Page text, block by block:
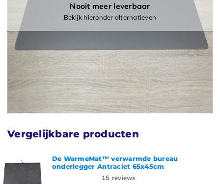
Nooit meer leverbaar
Bekijk hieronder alternatieven
Vergelijkbare producten
De WarmeMat™ verwarmde bureau
onderlegger Antraciet 65x45cm
15 reviews